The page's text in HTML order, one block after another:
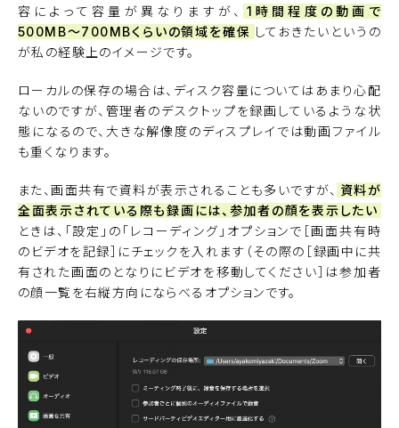
容によって容量が異なりますが、
1時間程度の動画で
500MB〜700MBくらいの領域を確保 しておきたいというの
が私の経験上のイメージです。
ローカルの保存の場合は、ディスク容量についてはあまり心配
ないのですが、管理者のデスクトップを録画しているような状
態になるので、大きな解像度のディスプレイでは動画ファイル
も重くなります。
また、画面共有で資料が表示されることも多いですが、 資料が
全面表示されている際も録画には、参加者の顔を表示したい
ときは、「設定」の「レコーディング」オプションで［画面共有時
のビデオを記録］にチェックを入れます（その際の［録画中に共
有された画面のとなりにビデオを移動してください］は参加者
の顔一覧を右縦方向にならべるオプションです。